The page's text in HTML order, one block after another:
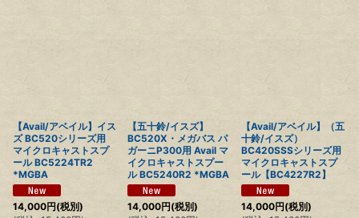
【Avail/アベイル】イス
ズ BC520シリーズ用
マイクロキャストスプ
ール BC5224TR2
*MGBA
14,000円(税別)
【五十鈴/イスズ】
BC520X・メガバス パ
ガーニP300用 Avail マ
イクロキャストスプー
ル BC5240R2 *MGBA
14,000円(税別)
【Avail/アベイル】（五
十鈴/イスズ）
BC420SSSシリーズ用
マイクロキャストスプ
ール【BC4227R2】
14,000円(税別)